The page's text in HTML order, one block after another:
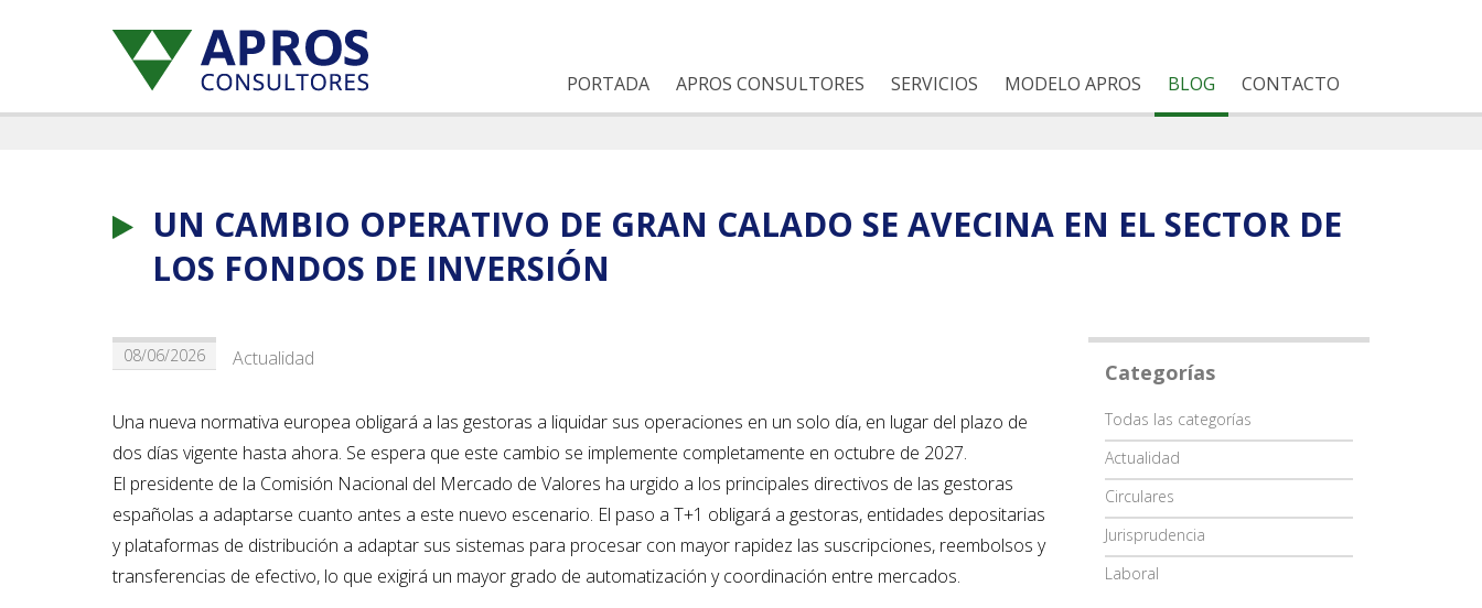
PORTADA APROS CONSULTORES SERVICIOS MODELO APROS BLOG CONTACTO
UN CAMBIO OPERATIVO DE GRAN CALADO SE AVECINA EN EL SECTOR DE
LOS FONDOS DE INVERSIÓN
08/06/2026 Actualidad
Una nueva normativa europea obligará a las gestoras a liquidar sus operaciones en un solo día, en lugar del plazo de
dos días vigente hasta ahora. Se espera que este cambio se implemente completamente en octubre de 2027.
El presidente de la Comisión Nacional del Mercado de Valores ha urgido a los principales directivos de las gestoras
españolas a adaptarse cuanto antes a este nuevo escenario. El paso a T+1 obligará a gestoras, entidades depositarias
y plataformas de distribución a adaptar sus sistemas para procesar con mayor rapidez las suscripciones, reembolsos y
transferencias de efectivo, lo que exigirá un mayor grado de automatización y coordinación entre mercados.
Categorías
Categoría
Todas las categorías
Actualidad
Circulares
Jurisprudencia
Laboral